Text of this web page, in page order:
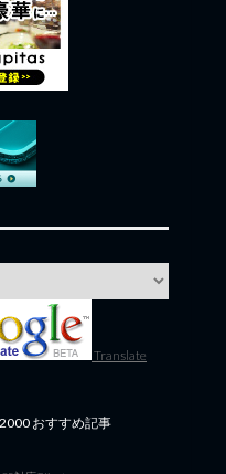
Translate
おすすめ記事